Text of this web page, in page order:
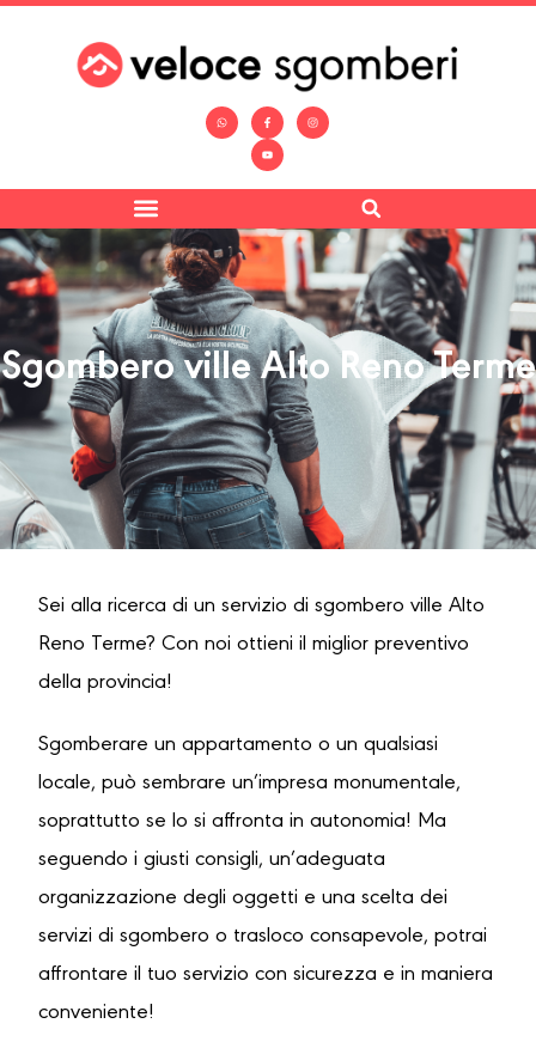
Sgombero ville Alto Reno Terme
Sei alla ricerca di un servizio di sgombero ville Alto
Reno Terme? Con noi ottieni il miglior preventivo
della provincia!
Sgomberare un appartamento o un qualsiasi
locale, può sembrare un’impresa monumentale,
soprattutto se lo si affronta in autonomia! Ma
seguendo i giusti consigli, un’adeguata
organizzazione degli oggetti e una scelta dei
servizi di sgombero o trasloco consapevole, potrai
affrontare il tuo servizio con sicurezza e in maniera
conveniente!